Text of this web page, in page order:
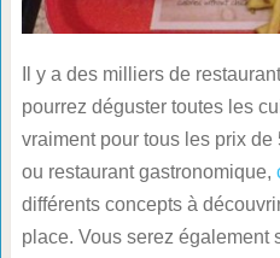
Il y a des milliers de
pourrez déguster toutes les
vraiment pour tous les prix de
ou restaurant gastronomique,
différents concepts à
place. Vous serez également